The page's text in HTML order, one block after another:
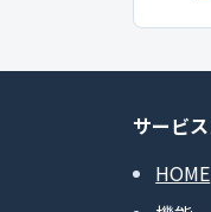
サービ
HOME